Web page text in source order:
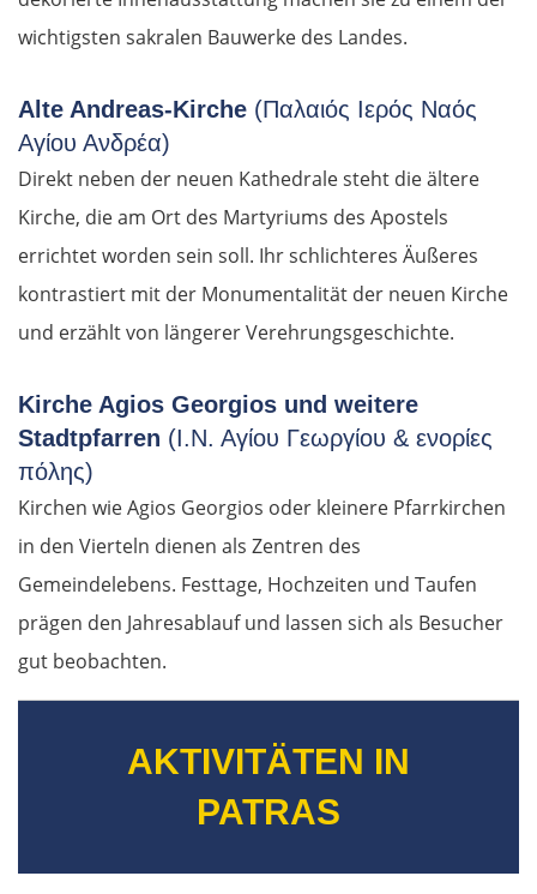
wichtigsten sakralen Bauwerke des Landes.
Alte Andreas-Kirche (Παλαιός Ιερός Ναός
Αγίου Ανδρέα)
Direkt neben der neuen Kathedrale steht die ältere
Kirche, die am Ort des Martyriums des Apostels
errichtet worden sein soll. Ihr schlichteres Äußeres
kontrastiert mit der Monumentalität der neuen Kirche
und erzählt von längerer Verehrungsgeschichte.
Kirche Agios Georgios und weitere
Stadtpfarren (Ι.Ν. Αγίου Γεωργίου & ενορίες
πόλης)
Kirchen wie Agios Georgios oder kleinere Pfarrkirchen
in den Vierteln dienen als Zentren des
Gemeindelebens. Festtage, Hochzeiten und Taufen
prägen den Jahresablauf und lassen sich als Besucher
gut beobachten.
AKTIVITÄTEN IN
PATRAS